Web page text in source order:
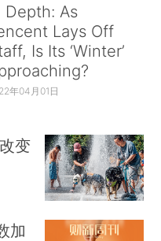
Depth: As
Lays Off
Is Its ‘Winter’
年04月01日
变
加